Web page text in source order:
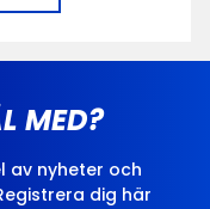
MED?
av nyheter och
dig här